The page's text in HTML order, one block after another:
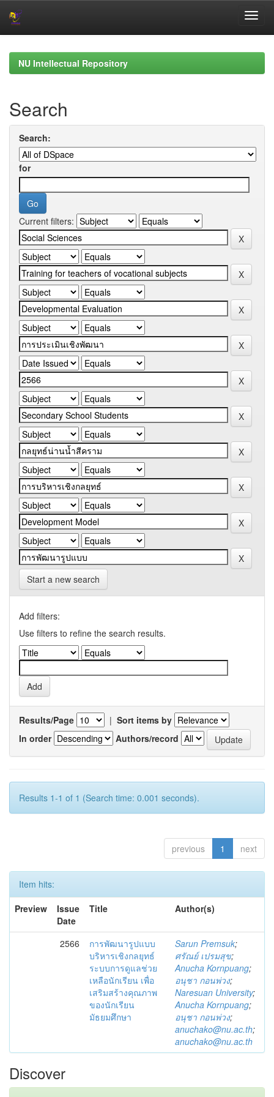
navigationNU Intellectual Repository
Search
Search:
for
Current filters:
Start a new search
Add filters:
Use filters to refine the search results.
Results/Page | Sort items by
In order
Authors/record
Results 1-1 of 1 (Search time: 0.001 seconds).
previous 1 next
Item hits:
Preview
Issue
Date
Title Author(s)
2566
การพัฒนารูปแบบ
บริหารเชิงกลยุทธ์
ระบบการดูแลช่วย
เหลือนักเรียน เพื่อ
เสริมสร้างคุณภาพ
ของนักเรียน
มัธยมศึกษา
Sarun Premsuk;
ศรัณย์ เปรมสุข;
Anucha Kornpuang;
อนุชา กอนพ่วง;
Naresuan University;
Anucha Kornpuang;
อนุชา กอนพ่วง;
anuchako@nu.ac.th;
anuchako@nu.ac.th
Discover